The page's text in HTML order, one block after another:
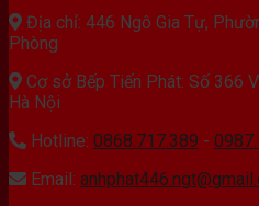
Địa chỉ: 446 Ngô Gia Tự,
Phòng
Cơ sở Bếp Tiến Phát: Số 366
Hà Nội
Hotline: 0868.717.389 -
Email: